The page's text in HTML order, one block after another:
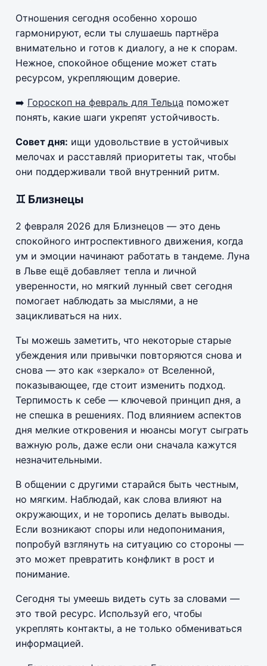
Отношения сегодня особенно хорошо
гармонируют, если ты слушаешь партнёра
внимательно и готов к диалогу, а не к спорам.
Нежное, спокойное общение может стать
ресурсом, укрепляющим доверие.
➡️ Гороскоп на февраль для Тельца поможет
понять, какие шаги укрепят устойчивость.
Совет дня: ищи удовольствие в устойчивых
мелочах и расставляй приоритеты так, чтобы
они поддерживали твой внутренний ритм.
♊ Близнецы
2 февраля 2026 для Близнецов — это день
спокойного интроспективного движения, когда
ум и эмоции начинают работать в тандеме. Луна
в Льве ещё добавляет тепла и личной
уверенности, но мягкий лунный свет сегодня
помогает наблюдать за мыслями, а не
зацикливаться на них.
Ты можешь заметить, что некоторые старые
убеждения или привычки повторяются снова и
снова — это как «зеркало» от Вселенной,
показывающее, где стоит изменить подход.
Терпимость к себе — ключевой принцип дня, а
не спешка в решениях. Под влиянием аспектов
дня мелкие откровения и нюансы могут сыграть
важную роль, даже если они сначала кажутся
незначительными.
В общении с другими старайся быть честным,
но мягким. Наблюдай, как слова влияют на
окружающих, и не торопись делать выводы.
Если возникают споры или недопонимания,
попробуй взглянуть на ситуацию со стороны —
это может превратить конфликт в рост и
понимание.
Сегодня ты умеешь видеть суть за словами —
это твой ресурс. Используй его, чтобы
укреплять контакты, а не только обмениваться
информацией.